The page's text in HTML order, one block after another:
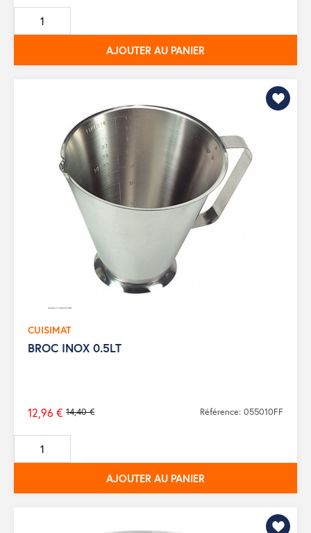
de
base
AJOUTER AU PANIER
CUISIMAT
BROC INOX 0.5LT
Prix
de
base
14,40 €
12,96 € Référence: 055010FF
AJOUTER AU PANIER